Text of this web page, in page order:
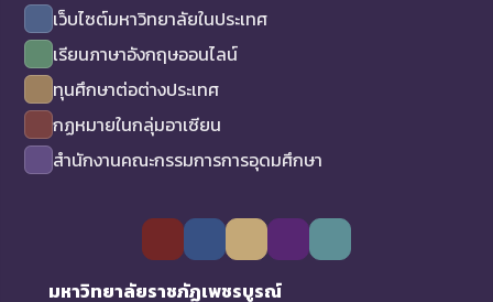
เว็บไซต์มหาวิทยาลัยในประเทศ
เรียนภาษาอังกฤษออนไลน์
ทุนศึกษาต่อต่างประเทศ
กฏหมายในกลุ่มอาเซียน
สำนักงานคณะกรรมการการอุดมศึกษา
มหาวิทยาลัยราชภัฏเพชรบูรณ์